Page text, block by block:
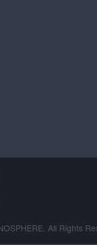
All Rights